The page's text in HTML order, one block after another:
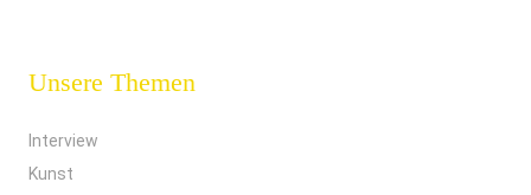
Unsere Themen
Interview
Kunst